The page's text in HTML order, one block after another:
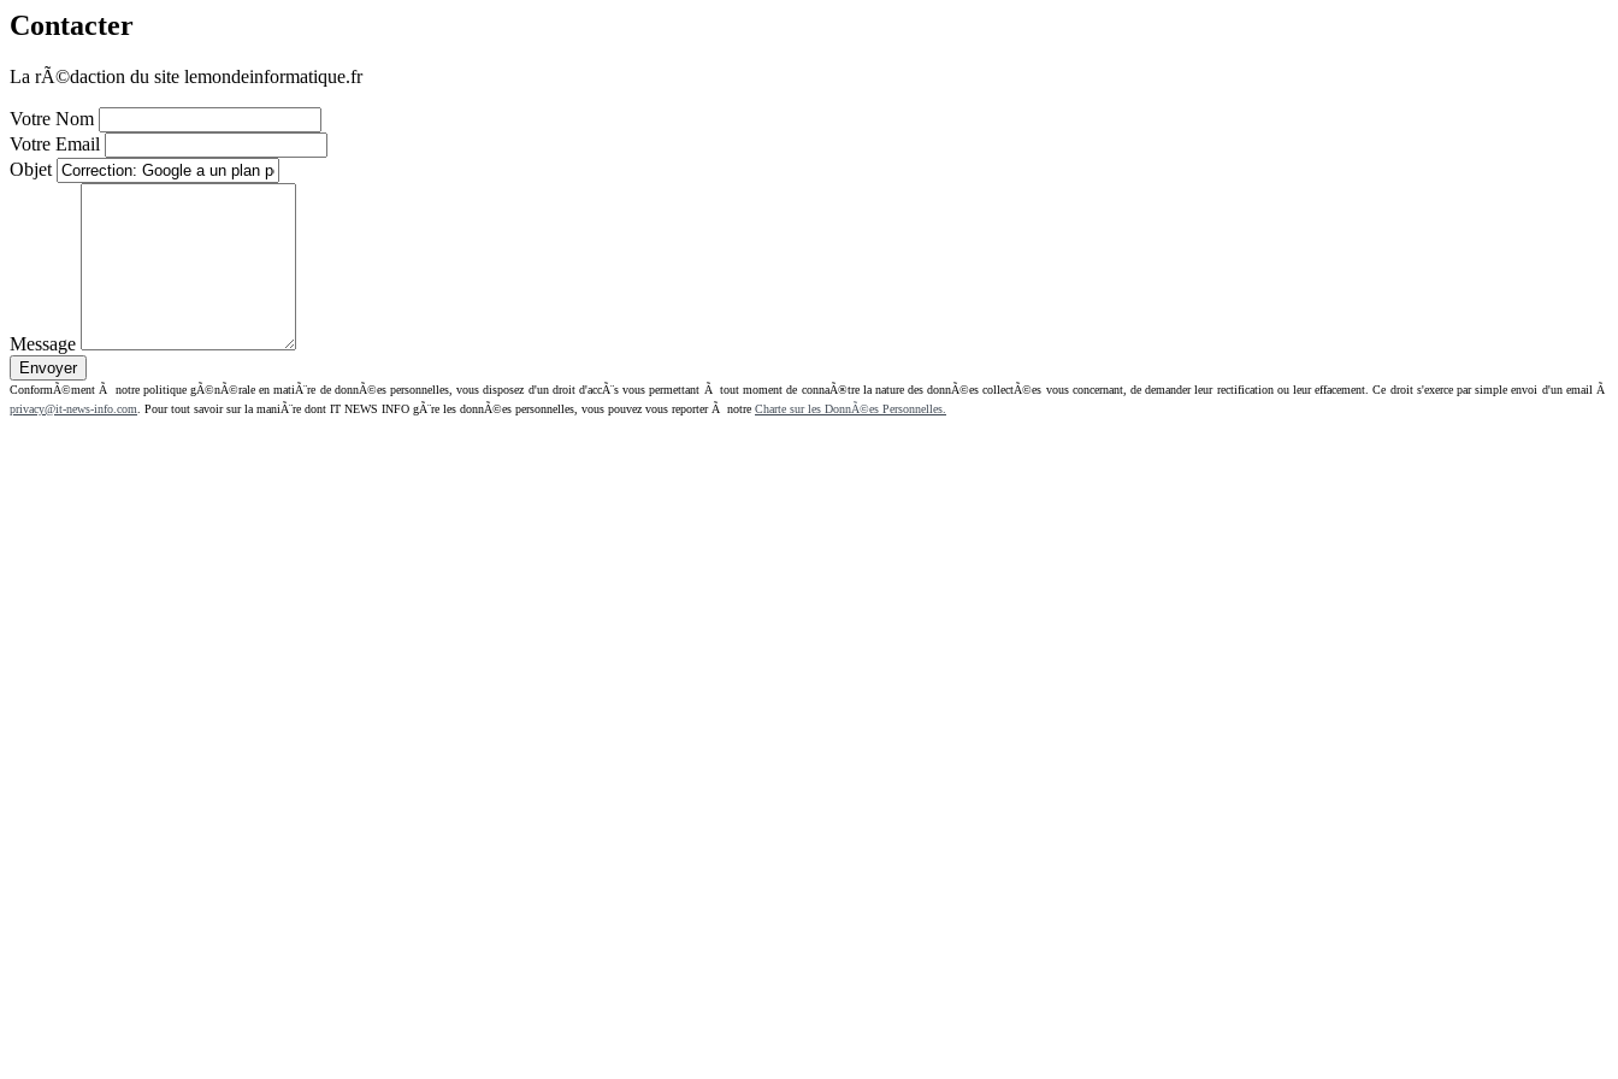
Contacter
La rÃ©daction du site lemondeinformatique.fr
Votre Nom
Votre Email
Objet
Message
ConformÃ©ment Ã notre politique gÃ©nÃ©rale en matiÃ¨re de donnÃ©es personnelles, vous disposez d'un droit d'accÃ¨s vous permettant Ã tout moment de connaÃ®tre la nature des donnÃ©es collectÃ©es vous concernant, de demander leur rectification ou leur effacement. Ce droit s'exerce par simple envoi d'un email Ã
privacy@it-news-info.com . Pour tout savoir sur la maniÃ¨re dont IT NEWS INFO gÃ¨re les donnÃ©es personnelles, vous pouvez vous reporter Ã notre Charte sur les DonnÃ©es Personnelles.